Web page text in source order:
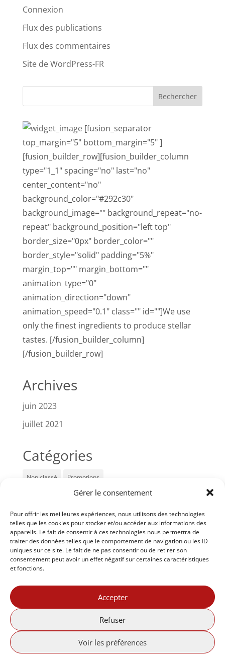
Gérer le consentement
Pour offrir les meilleures expériences, nous utilisons des technologies
telles que les cookies pour stocker et/ou accéder aux informations des
appareils. Le fait de consentir à ces technologies nous permettra de
traiter des données telles que le comportement de navigation ou les ID
uniques sur ce site. Le fait de ne pas consentir ou de retirer son
consentement peut avoir un effet négatif sur certaines caractéristiques
et fonctions.
Accepter
Refuser
Voir les préférences
Connexion
Flux des publications
Flux des commentaires
Site de WordPress-FR
[fusion_separator
top_margin="5" bottom_margin="5" ]
[fusion_builder_row][fusion_builder_column
type="1_1" spacing="no" last="no"
center_content="no"
background_color="#292c30"
background_image="" background_repeat="no-
repeat" background_position="left top"
border_size="0px" border_color=""
border_style="solid" padding="5%"
margin_top="" margin_bottom=""
animation_type="0"
animation_direction="down"
animation_speed="0.1" class="" id=""]We use
only the finest ingredients to produce stellar
tastes. [/fusion_builder_column]
[/fusion_builder_row]
Archives
juin 2023
juillet 2021
Catégories
Non classé Promotions
Articles récents
Prise de rendez-vous en ligne
Cadeaux pour les VIP
Votre esthéticienne vous offre 10% de rabais
sur les soins en IPL les jours suivants :
Les jeudis, des rabais sur vos produits
© Tous droits réservés - Elixir de jouvence |